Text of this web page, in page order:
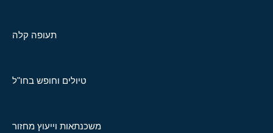
תעופה קלה
טיולים וחופש בחו"ל
משכנתאות וייעוץ מחזור